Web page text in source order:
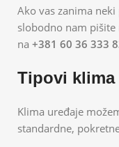
Ako vas zanima
slobodno nam pišite
na +381 60 36 333
Tipovi klima
Klima uređaje
standardne,